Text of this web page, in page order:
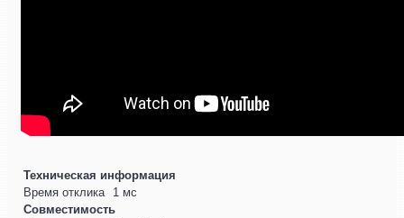
Техническая информация
Время отклика
1 мс
Совместимость